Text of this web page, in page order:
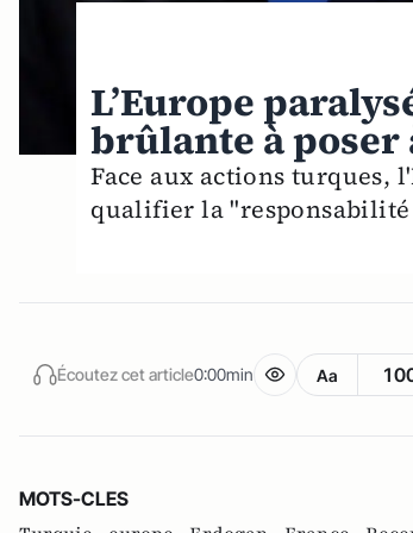
L’Europe
brûlante à poser
Face aux actions turques,
qualifier la
Écoutez cet article0:00min Aa
MOTS-CLES